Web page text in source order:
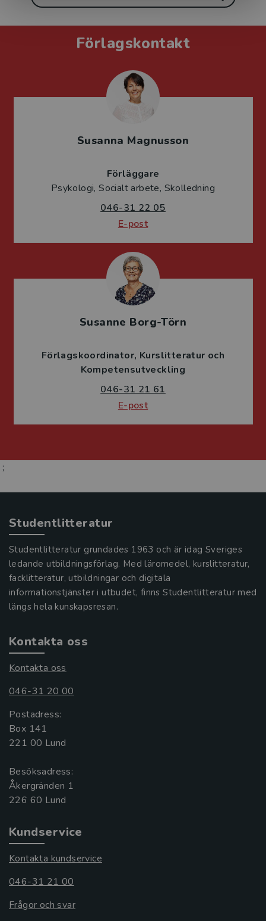
Förlagskontakt
Susanna Magnusson
Förläggare
Psykologi, Socialt arbete, Skolledning
046-31 22 05
E-post
Susanne Borg-Törn
Förlagskoordinator Kurslitteratur och
Kompetensutveckling
046-31 21 61
E-post
;
Studentlitteratur
Studentlitteratur grundades 1963 och är idag Sveriges
ledande utbildningsförlag. Med läromedel, kurslitteratur,
facklitteratur, utbildningar och digitala
informationstjänster i utbudet, finns Studentlitteratur med
längs hela kunskapsresan.
Kontakta oss
Kontakta oss
046-31 20 00
Postadress:
Box 141
221 00 Lund
Besöksadress:
Åkergränden 1
Kundservice
Kontakta kundservice
046-31 21 00
Frågor och svar